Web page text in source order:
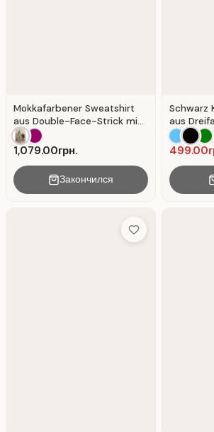
Mokkafarbener Sweatshirt
aus Double-Face-Strick mit
Slogan-Print.
1,079.00грн.
Закончился
Schwarz
aus
Aufdruck.
Add to Wish List